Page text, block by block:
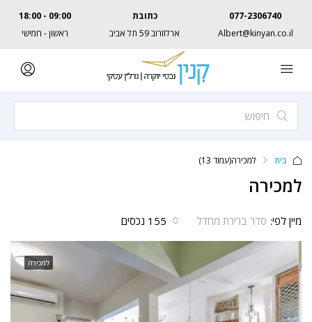
077-2306740
Albert@kinyan.co.il
כתובת
ארלוזרוב 59 תל אביב
09:00 - 18:00
ראשון - חמישי
בית למכירה(עמוד 13)
למכירה
155 נכסים מיין לפי: סדר ברירת מחדל
למכירה